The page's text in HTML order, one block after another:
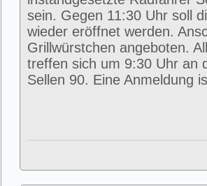
sein. Gegen 11:30 Uhr soll
wieder eröffnet werden.
Grillwürstchen angeboten.
treffen sich um 9:30 Uhr an
Sellen 90. Eine Anmeldung